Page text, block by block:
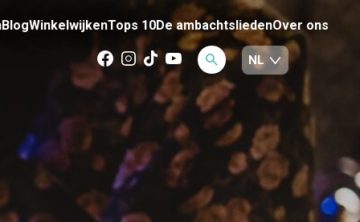
BlogWinkelwijkenTops 10De ambachtsliedenOver ons